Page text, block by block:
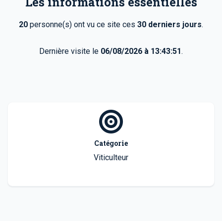
20 personne(s) ont vu ce site ces 30 derniers jours.
Dernière visite le 06/08/2026 à 13:43:51.
Catégorie
Viticulteur